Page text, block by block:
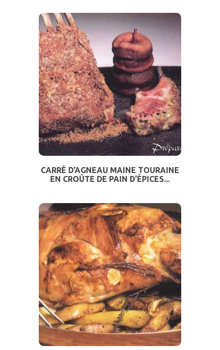
CARRÉ D’AGNEAU MAINE TOURAINE
EN CROÛTE DE PAIN D’ÉPICES...